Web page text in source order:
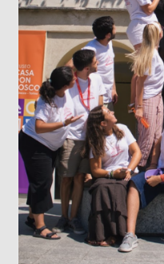
LOS DATOS
IDENTIDAD EN
Cada vez que
artificial subiendo
un avatar gracioso,
cediendo una parte
escaneo facial no es
inofensivo; nuestra
identidad...